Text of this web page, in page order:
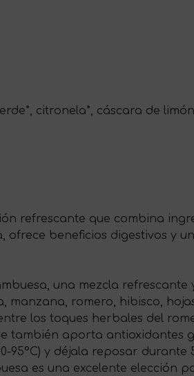
citronela*, cáscara de
refrescante que combina
ofrece beneficios digestivos y
una mezcla
manzana, romero, hibisco,
los toques herbales del
también aporta
95°C) y déjala reposar
es una excelente